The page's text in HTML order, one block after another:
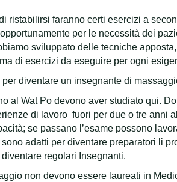
ristabilirsi faranno certi esercizi a
per le necessità dei
sviluppato delle tecniche
di esercizi da eseguire per ogni
per diventare un insegnante di
al Wat Po devono aver studiato qui.
di lavoro fuori per due o tre
se passano l’esame possono
adatti per diventare preparatori li
regolari Insegnanti.
non devono essere laureati in